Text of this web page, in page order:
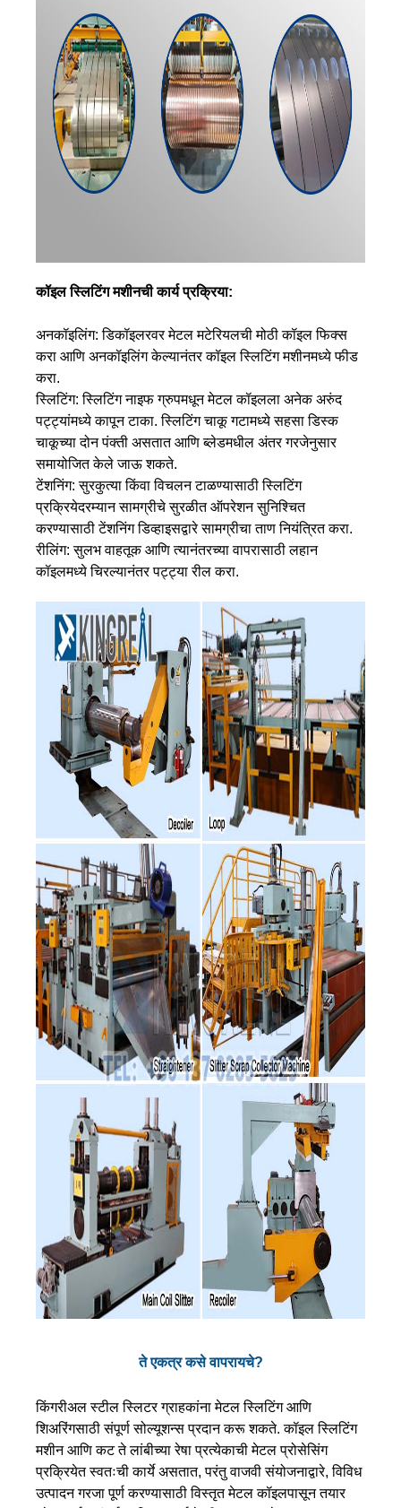
कॉइल स्लिटिंग मशीनची कार्य प्रक्रिया:
अनकॉइलिंग: डिकॉइलरवर मेटल मटेरियलची मोठी कॉइल फिक्स
करा आणि अनकॉइलिंग केल्यानंतर कॉइल स्लिटिंग मशीनमध्ये फीड
करा.
स्लिटिंग: स्लिटिंग नाइफ ग्रुपमधून मेटल कॉइलला अनेक अरुंद
पट्ट्यांमध्ये कापून टाका. स्लिटिंग चाकू गटामध्ये सहसा डिस्क
चाकूच्या दोन पंक्ती असतात आणि ब्लेडमधील अंतर गरजेनुसार
समायोजित केले जाऊ शकते.
टेंशनिंग: सुरकुत्या किंवा विचलन टाळण्यासाठी स्लिटिंग
प्रक्रियेदरम्यान सामग्रीचे सुरळीत ऑपरेशन सुनिश्चित
करण्यासाठी टेंशनिंग डिव्हाइसद्वारे सामग्रीचा ताण नियंत्रित करा.
रीलिंग: सुलभ वाहतूक आणि त्यानंतरच्या वापरासाठी लहान
कॉइलमध्ये चिरल्यानंतर पट्ट्या रील करा.
ते एकत्र कसे वापरायचे?
किंगरीअल स्टील स्लिटर ग्राहकांना मेटल स्लिटिंग आणि
शिअरिंगसाठी संपूर्ण सोल्यूशन्स प्रदान करू शकते. कॉइल स्लिटिंग
मशीन आणि कट ते लांबीच्या रेषा प्रत्येकाची मेटल प्रोसेसिंग
प्रक्रियेत स्वतःची कार्ये असतात, परंतु वाजवी संयोजनाद्वारे, विविध
उत्पादन गरजा पूर्ण करण्यासाठी विस्तृत मेटल कॉइलपासून तयार